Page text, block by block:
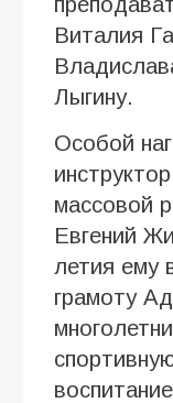
Виталия
Лыгину.
Особой
массовой
Евгений
летия ему
грамоту